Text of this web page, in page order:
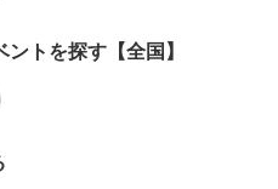
トを探す【全国】